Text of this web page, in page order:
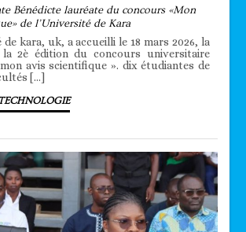
Bénédicte lauréate du concours «Mon
de l’Université de Kara
kara, uk, a accueilli le 18 mars 2026, la
2è édition du concours universitaire
avis scientifique ». dix étudiantes de
[…]
TECHNOLOGIE